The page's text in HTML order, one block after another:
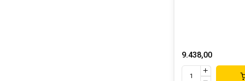
9.438,00